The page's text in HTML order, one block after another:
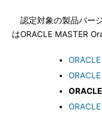
認定対象の製品バー
はORACLE MASTER